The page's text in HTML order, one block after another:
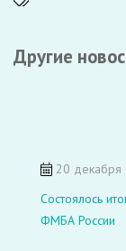
Другие
20 декабря
Состоялось
ФМБА России